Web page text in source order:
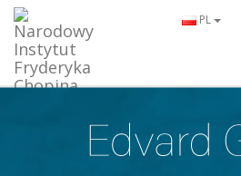
PL